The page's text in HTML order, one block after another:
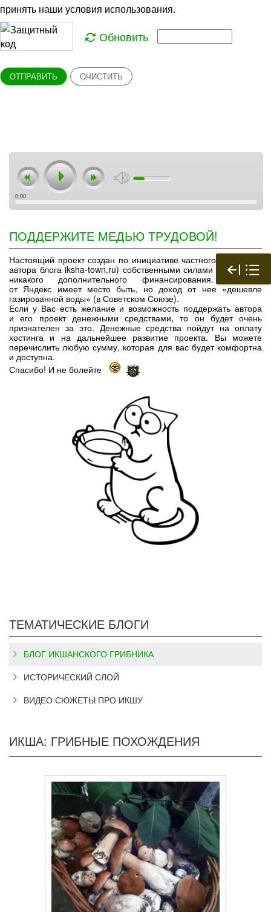
принять наши условия использования.
Обновить
ОТПРАВИТЬ ОЧИСТИТЬ
0:00
ПОДДЕРЖИТЕ МЕДЬЮ ТРУДОВОЙ!
Настоящий проект создан по инициативе частного лица (т. е.
автора блога iksha-town.ru) собственными силами и не имеет
никакого дополнительного финансирования. Реклама
от Яндекс имеет место быть, но доход от нее «дешевле
газированной воды» (в Советском Союзе).
Если у Вас есть желание и возможность поддержать автора
и его проект денежными средствами, то он будет очень
признателен за это. Денежные средства пойдут на оплату
хостинга и на дальнейшее развитие проекта. Вы можете
перечислить любую сумму, которая для вас будет комфортна
и доступна.
Спасибо! И не болейте
ТЕМАТИЧЕСКИЕ БЛОГИ
БЛОГ ИКШАНСКОГО ГРИБНИКА
ИСТОРИЧЕСКИЙ СЛОЙ
ВИДЕО СЮЖЕТЫ ПРО ИКШУ
ИКША: ГРИБНЫЕ ПОХОЖДЕНИЯ